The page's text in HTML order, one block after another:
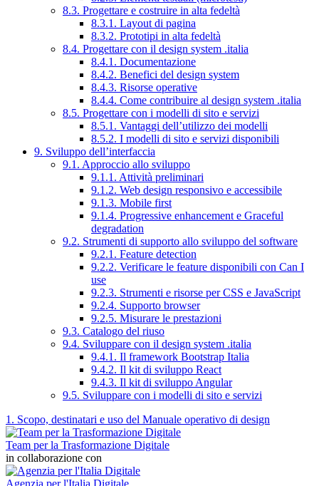
8.3. Progettare e costruire in alta fedeltà
8.3.1. Layout di pagina
8.3.2. Prototipi in alta fedeltà
8.4. Progettare con il design system .italia
8.4.1. Documentazione
8.4.2. Benefici del design system
8.4.3. Risorse operative
8.4.4. Come contribuire al design system .italia
8.5. Progettare con i modelli di sito e servizi
8.5.1. Vantaggi dell’utilizzo dei modelli
8.5.2. I modelli di sito e servizi disponibili
9. Sviluppo dell’interfaccia
9.1. Approccio allo sviluppo
9.1.1. Attività preliminari
9.1.2. Web design responsivo e accessibile
9.1.3. Mobile first
9.1.4. Progressive enhancement e Graceful
degradation
9.2. Strumenti di supporto allo sviluppo del software
9.2.1. Feature detection
9.2.2. Verificare le feature disponibili con Can I
use
9.2.3. Strumenti e risorse per CSS e JavaScript
9.2.4. Supporto browser
9.2.5. Misurare le prestazioni
9.3. Catalogo del riuso
9.4. Sviluppare con il design system .italia
9.4.1. Il framework Bootstrap Italia
9.4.2. Il kit di sviluppo React
9.4.3. Il kit di sviluppo Angular
9.5. Sviluppare con i modelli di sito e servizi
1. Scopo, destinatari e uso del Manuale operativo di design
Team per la Trasformazione Digitale
in collaborazione con
Agenzia per l'Italia Digitale